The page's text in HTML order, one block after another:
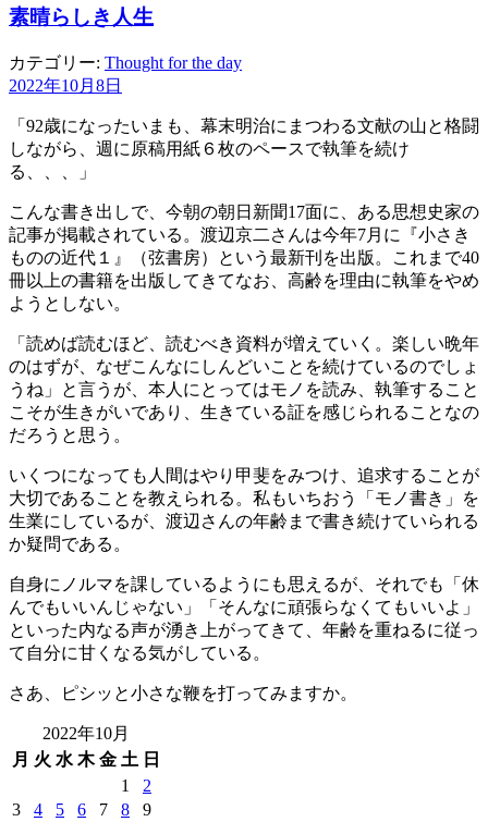
素晴らしき人生
カテゴリー: Thought for the day
2022年10月8日
「92歳になったいまも、幕末明治にまつわる文献の山と格闘
しながら、週に原稿用紙６枚のペースで執筆を続け
る、、、」
こんな書き出しで、今朝の朝日新聞17面に、ある思想史家の
記事が掲載されている。渡辺京二さんは今年7月に『小さき
ものの近代１』（弦書房）という最新刊を出版。これまで40
冊以上の書籍を出版してきてなお、高齢を理由に執筆をやめ
ようとしない。
「読めば読むほど、読むべき資料が増えていく。楽しい晩年
のはずが、なぜこんなにしんどいことを続けているのでしょ
うね」と言うが、本人にとってはモノを読み、執筆すること
こそが生きがいであり、生きている証を感じられることなの
だろうと思う。
いくつになっても人間はやり甲斐をみつけ、追求することが
大切であることを教えられる。私もいちおう「モノ書き」を
生業にしているが、渡辺さんの年齢まで書き続けていられる
か疑問である。
自身にノルマを課しているようにも思えるが、それでも「休
んでもいいんじゃない」「そんなに頑張らなくてもいいよ」
といった内なる声が湧き上がってきて、年齢を重ねるに従っ
て自分に甘くなる気がしている。
さあ、ピシッと小さな鞭を打ってみますか。
2022年10月
月 火 水 木 金 土 日
1
2
3
4 5 6 7 8
9